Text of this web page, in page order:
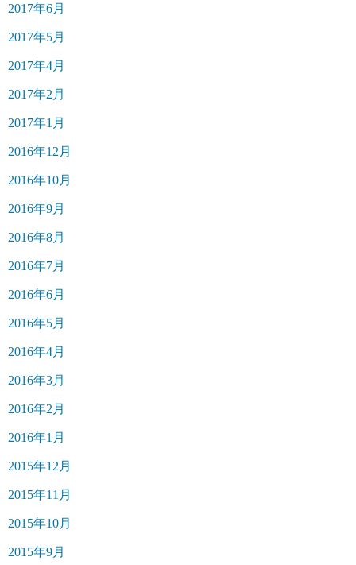
2017年6月
2017年5月
2017年4月
2017年2月
2017年1月
2016年12月
2016年10月
2016年9月
2016年8月
2016年7月
2016年6月
2016年5月
2016年4月
2016年3月
2016年2月
2016年1月
2015年12月
2015年11月
2015年10月
2015年9月